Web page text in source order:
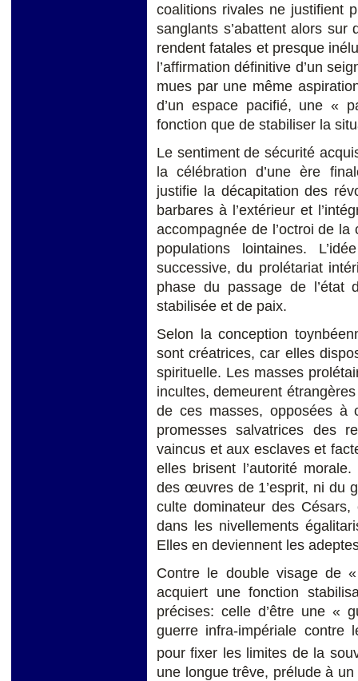
coalitions rivales ne justifient
sanglants s’abattent alors
rendent fatales et presque
l’affirmation définitive d’un
mues par une même
d’un espace pacifié, une «
fonction que de stabiliser la
Le sentiment de sécurité
la célébration d’une ère
justifie la décapitation des
barbares à l’extérieur et
accompagnée de l’octroi de
populations lointaines.
successive, du prolétariat
phase du passage de l’état
stabilisée et de paix.
Selon la conception
sont créatrices, car elles
spirituelle. Les masses
incultes, demeurent
de ces masses, opposées à
promesses salvatrices des
vaincus et aux esclaves et
elles brisent l’autorité
des œuvres de 1’esprit, ni du
culte dominateur des
dans les nivellements
Elles en deviennent les
Contre le double visage de
acquiert une fonction
précises: celle d’être une «
guerre infra-impériale contre
pour fixer les limites de la
une longue trêve, prélude à